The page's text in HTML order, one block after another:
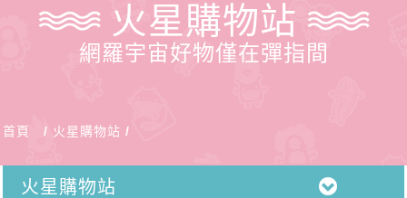
火星購物站
網羅宇宙好物僅在彈指間
首頁 火星購物站
火星購物站